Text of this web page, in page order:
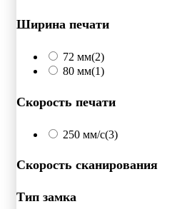
Ширина печати
72 мм(2)
80 мм(1)
Скорость печати
250 мм/c(3)
Скорость сканирования
Тип замка